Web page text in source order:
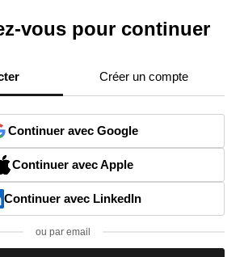
vous pour continuer
Créer un compte
Continuer avec Google
Continuer avec Apple
Continuer avec LinkedIn
ou par email